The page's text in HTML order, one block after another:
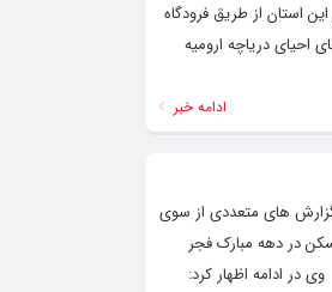
استان از طریق فرودگاه
احیای دریاچه ارومیه
ادامه خبر
های متعددی از سوی
در دهه مبارک فجر
ادامه اظهار کرد: